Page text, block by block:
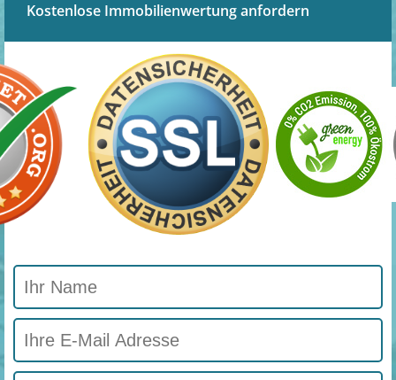
Kostenlose Immobilienwertung anfordern